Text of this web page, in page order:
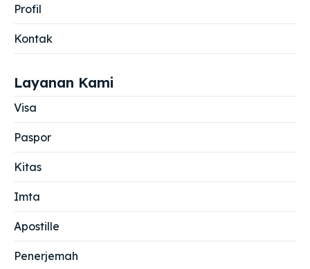
Profil
Kontak
Layanan Kami
Visa
Paspor
Kitas
Imta
Apostille
Penerjemah